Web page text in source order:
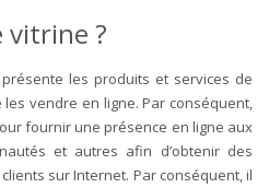
vitrine ?
les produits et services de
vendre en ligne. Par conséquent,
fournir une présence en ligne aux
et autres afin d’obtenir des
sur Internet. Par conséquent, il